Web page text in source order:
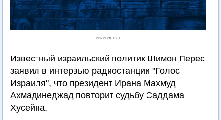
www.vnn.vn
Известный израильский политик Шимон Перес
заявил в интервью радиостанции "Голос
Израиля", что президент Ирана Махмуд
Ахмадинеджад повторит судьбу Саддамa
Хусейнa.